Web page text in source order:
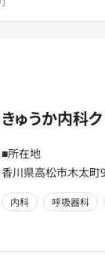
きゅうか内科
■所在地
香川県高松市木太町
内科 呼吸器科